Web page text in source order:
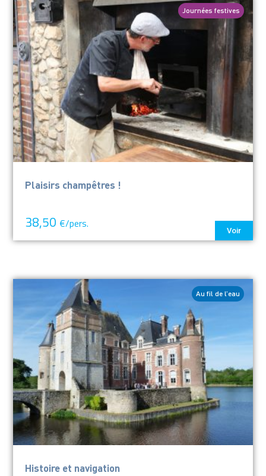
Plaisirs champêtres !
38,50 €/pers.
Voir
Journées festives
Histoire et navigation
Au fil de l’eau